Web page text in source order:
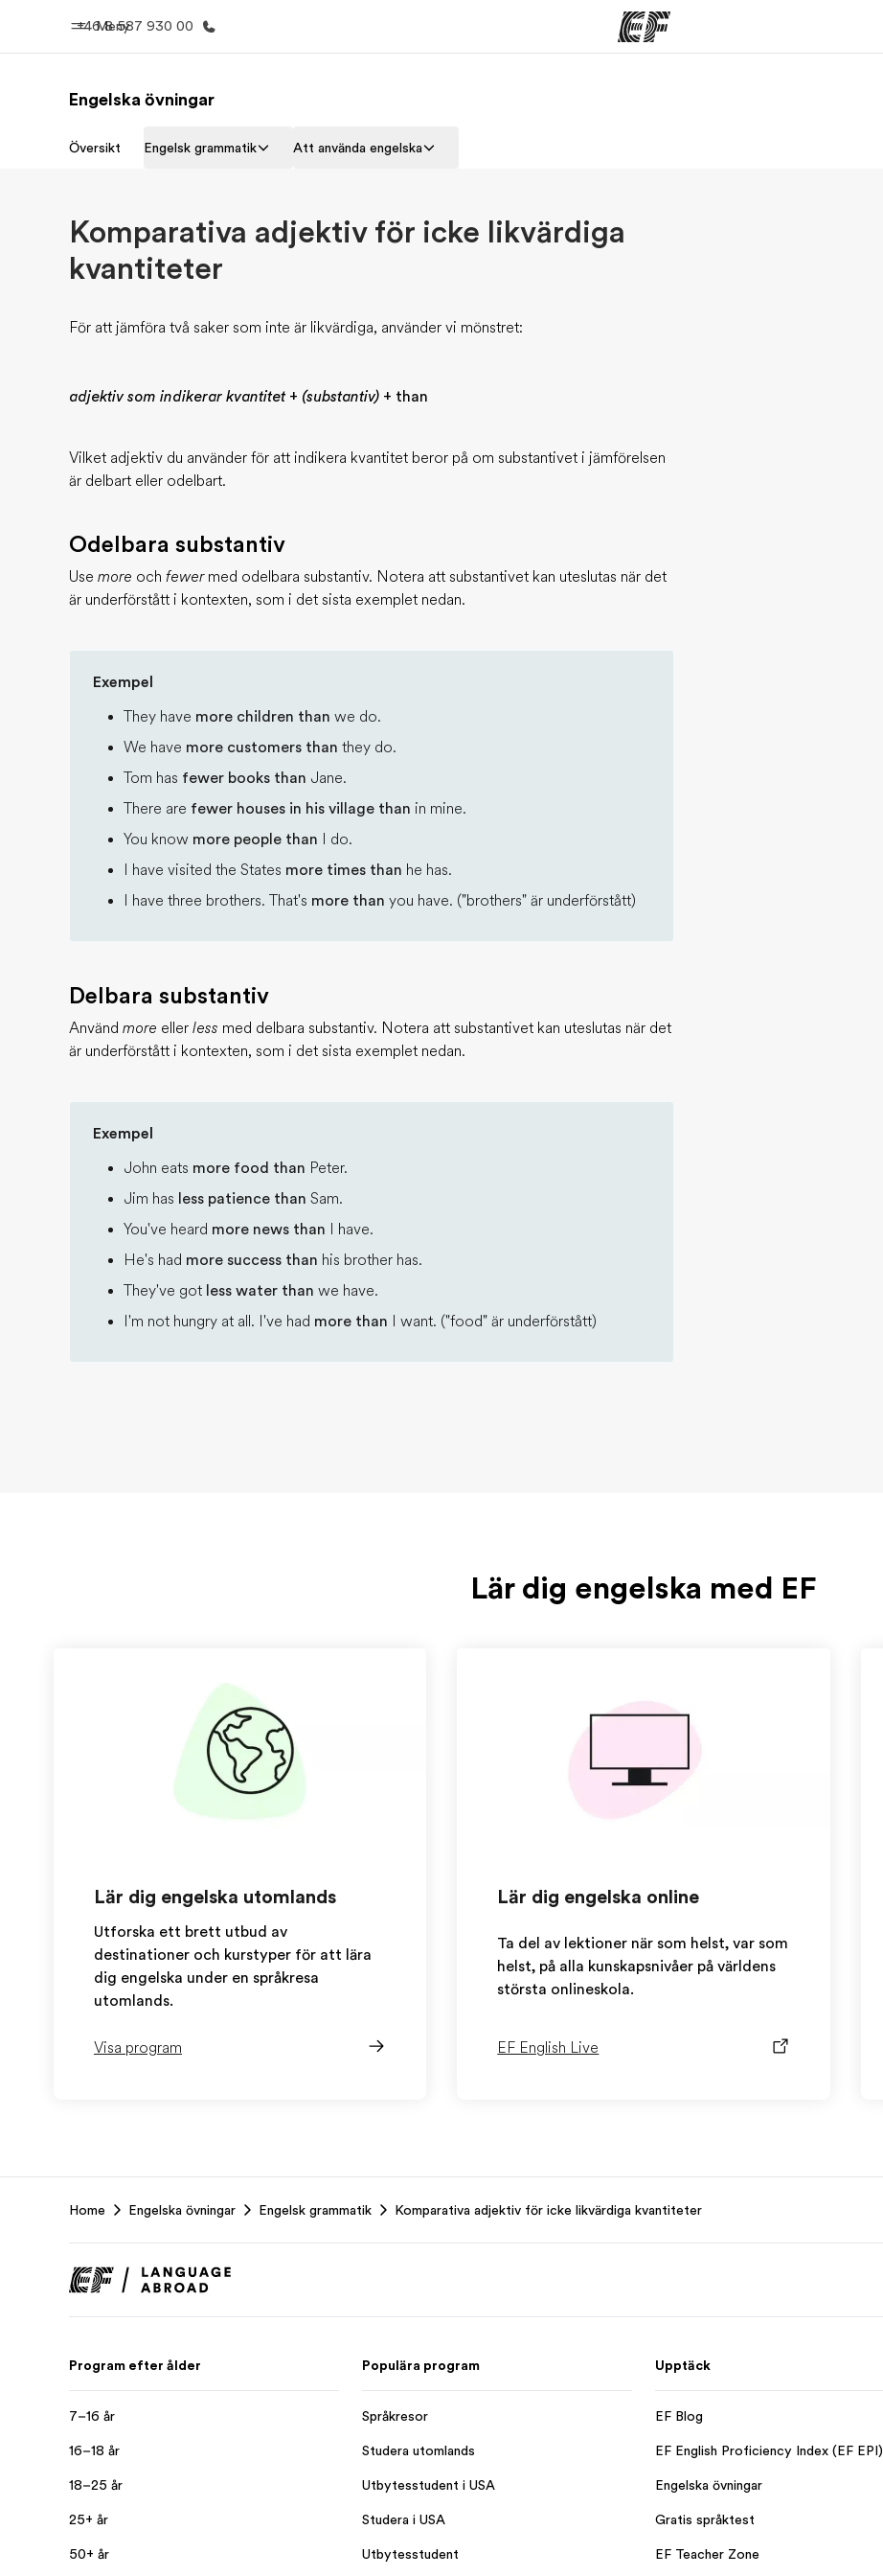
Meny
+46 8 587 930 00
Hem Program
Engelska övningar
Översikt Engelsk grammatik Att använda engelska
Komparativa adjektiv för icke likvärdiga
kvantiteter
För att jämföra två saker som inte är likvärdiga, använder vi mönstret:
adjektiv som indikerar kvantitet+ (substantiv) + than
Vilket adjektiv du använder för att indikera kvantitet beror på om substantivet i jämförelsen
är delbart eller odelbart.
Odelbara substantiv
Use more och fewermed odelbara substantiv. Notera att substantivet kan uteslutas när det
är underförstått i kontexten, som i det sista exemplet nedan.
Exempel
They have more children than we do.
We have more customers than they do.
Tom has fewer books than Jane.
There are fewer houses in his village than in mine.
You know more people than I do.
I have visited the States more times than he has.
I have three brothers. That's more than you have. ("brothers" är underförstått)
Delbara substantiv
Använd more eller less med delbara substantiv. Notera att substantivet kan uteslutas när det
är underförstått i kontexten, som i det sista exemplet nedan.
Exempel
John eats more food than Peter.
Jim has less patience than Sam.
You've heard more news than I have.
He's had more success than his brother has.
They've got less water than we have.
I'm not hungry at all. I've had more than I want. ("food" är underförstått)
Lär dig engelska med EF
Lär dig engelska utomlands
Utforska ett brett utbud av
destinationer och kurstyper för att lära
dig engelska under en språkresa
utomlands.
Visa program
Lär dig engelska online
Ta del av lektioner när som helst, var som
helst, på alla kunskapsnivåer på världens
största onlineskola.
EF English Live
Home Engelska övningar Engelsk grammatik Komparativa adjektiv för icke likvärdiga kvantiteter
Program efter ålder
7–16 år
16–18 år
18–25 år
25+ år
50+ år
Populära program
Språkresor
Studera utomlands
Utbytesstudent i USA
Studera i USA
Utbytesstudent
Upptäck
EF Blog
EF English Proficiency Index (EF EPI)
Engelska övningar
Gratis språktest
EF Teacher Zone